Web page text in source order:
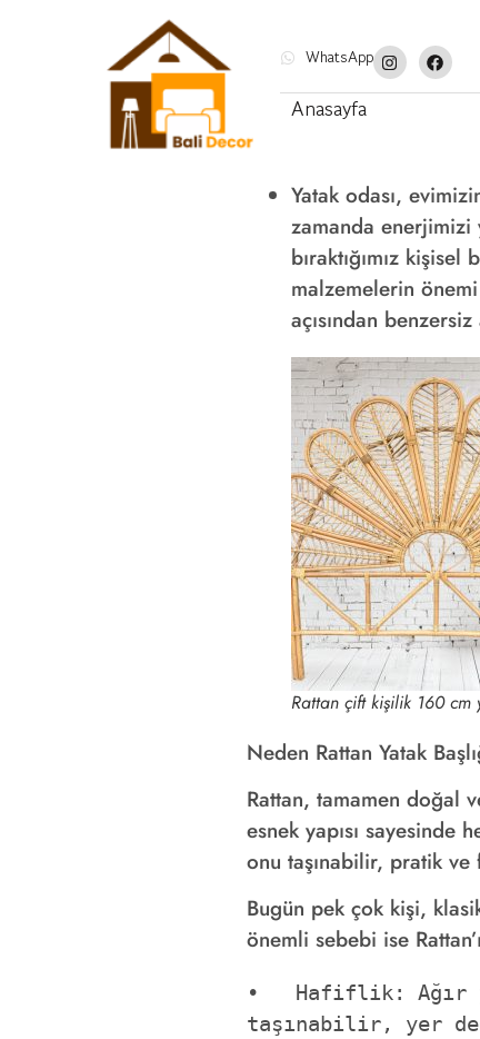
WhatsApp
Anasayfa
Yatak odası,
zamanda
bıraktığımız
malzemelerin
açısından
Rattan çift kişilik 160 cm
Neden Rattan Yatak
Rattan, tamamen doğal
esnek yapısı sayesinde
onu taşınabilir, pratik
Bugün pek çok kişi,
önemli sebebi ise
•   Hafiflik: Ağır
taşınabilir, yer